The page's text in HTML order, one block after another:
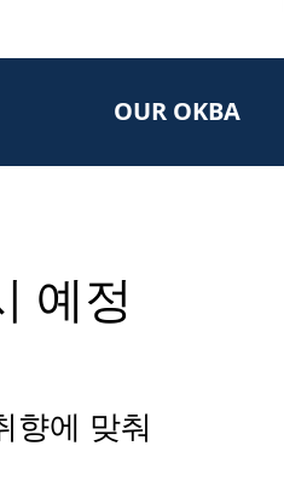
OUR OKBA
예정
향에 맞춰